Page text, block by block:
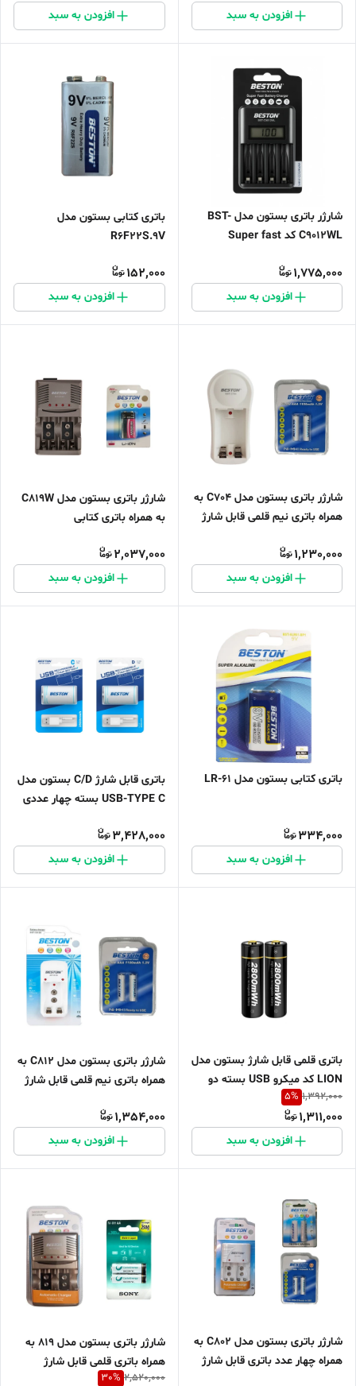
افزودن به سبد افزودن به سبد
شارژر باتری بستون مدل BST-
C9012WL کد Super fast
1,775,000
افزودن به سبد
باتری کتابی بستون مدل
R6F22S.9V
152,000
افزودن به سبد
شارژر باتری بستون مدل C704 به
همراه باتری نیم قلمی قابل شارژ
1,230,000
افزودن به سبد
شارژر باتری بستون مدل C819W
به همراه باتری کتابی
2,037,000
افزودن به سبد
باتری کتابی بستون مدل LR-61
334,000
افزودن به سبد
باتری قابل شارژ C/D بستون مدل
USB-TYPE C بسته چهار عددی
3,428,000
افزودن به سبد
باتری قلمی قابل شارژ بستون مدل
LION کد میکرو USB بسته دو
عددی
1,392,000
5%
1,311,000
افزودن به سبد
شارژر باتری بستون مدل C812 به
همراه باتری نیم قلمی قابل شارژ
1,354,000
افزودن به سبد
شارژر باتری بستون مدل C802 به
همراه چهار عدد باتری قابل شارژ
شارژر باتری بستون مدل 819 به
همراه باتری قلمی قابل شارژ
2,520,000
30%